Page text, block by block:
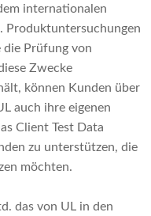
internationalen
Produktuntersuchungen
die Prüfung von
Zwecke
können Kunden über
auch ihre eigenen
Client Test Data
zu unterstützen, die
möchten.
das von UL in den